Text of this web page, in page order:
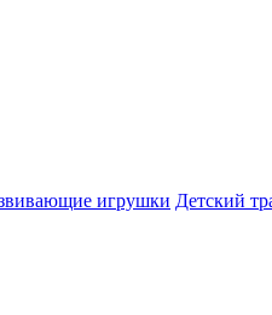
игрушки Детский